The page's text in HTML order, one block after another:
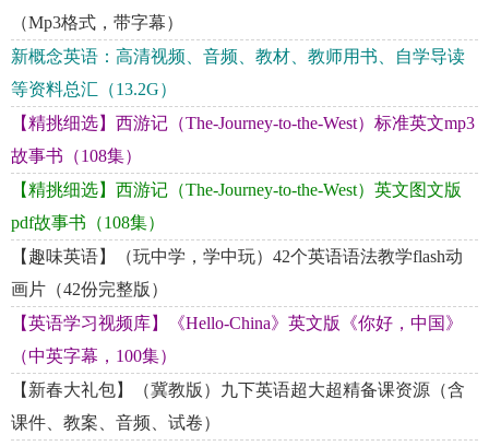
（Mp3格式，带字幕）
新概念英语：高清视频、音频、教材、教师用书、自学导读
等资料总汇（13.2G）
【精挑细选】西游记（The-Journey-to-the-West）标准英文mp3
故事书（108集）
【精挑细选】西游记（The-Journey-to-the-West）英文图文版
pdf故事书（108集）
【趣味英语】（玩中学，学中玩）42个英语语法教学flash动
画片（42份完整版）
【英语学习视频库】《Hello-China》英文版《你好，中国》
（中英字幕，100集）
【新春大礼包】（冀教版）九下英语超大超精备课资源（含
课件、教案、音频、试卷）